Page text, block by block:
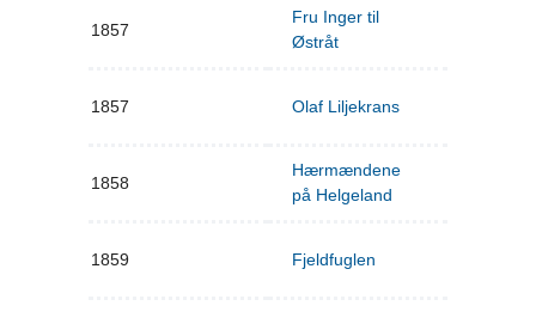
1857
Fru Inger til
Østråt
1857 Olaf Liljekrans
1858
Hærmændene
på Helgeland
1859 Fjeldfuglen